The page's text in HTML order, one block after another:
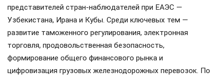
представителей стран-наблюдателей при ЕАЭС —
Узбекистана, Ирана и Кубы. Среди ключевых тем —
развитие таможенного регулирования, электронная
торговля, продовольственная безопасность,
формирование общего финансового рынка и
цифровизация грузовых железнодорожных перевозок. По